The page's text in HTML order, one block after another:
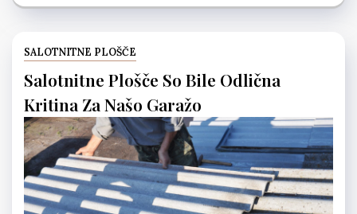
SALOTNITNE PLOŠČE
Salotnitne Plošče So Bile Odlična
Kritina Za Našo Garažo